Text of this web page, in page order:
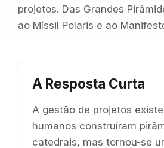
projetos. Das Grandes
ao Míssil Polaris e ao
A Resposta Curta
A gestão de projetos
humanos construíram
catedrais, mas tornou-se